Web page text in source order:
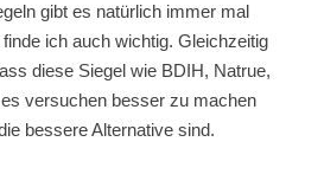
gibt es natürlich immer mal
ich auch wichtig. Gleichzeitig
diese Siegel wie BDIH, Natrue,
versuchen besser zu machen
bessere Alternative sind.